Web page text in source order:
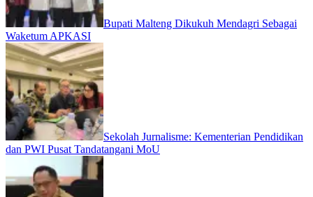
Bupati Malteng Dikukuh Mendagri Sebagai
Waketum APKASI
Sekolah Jurnalisme: Kementerian Pendidikan
dan PWI Pusat Tandatangani MoU